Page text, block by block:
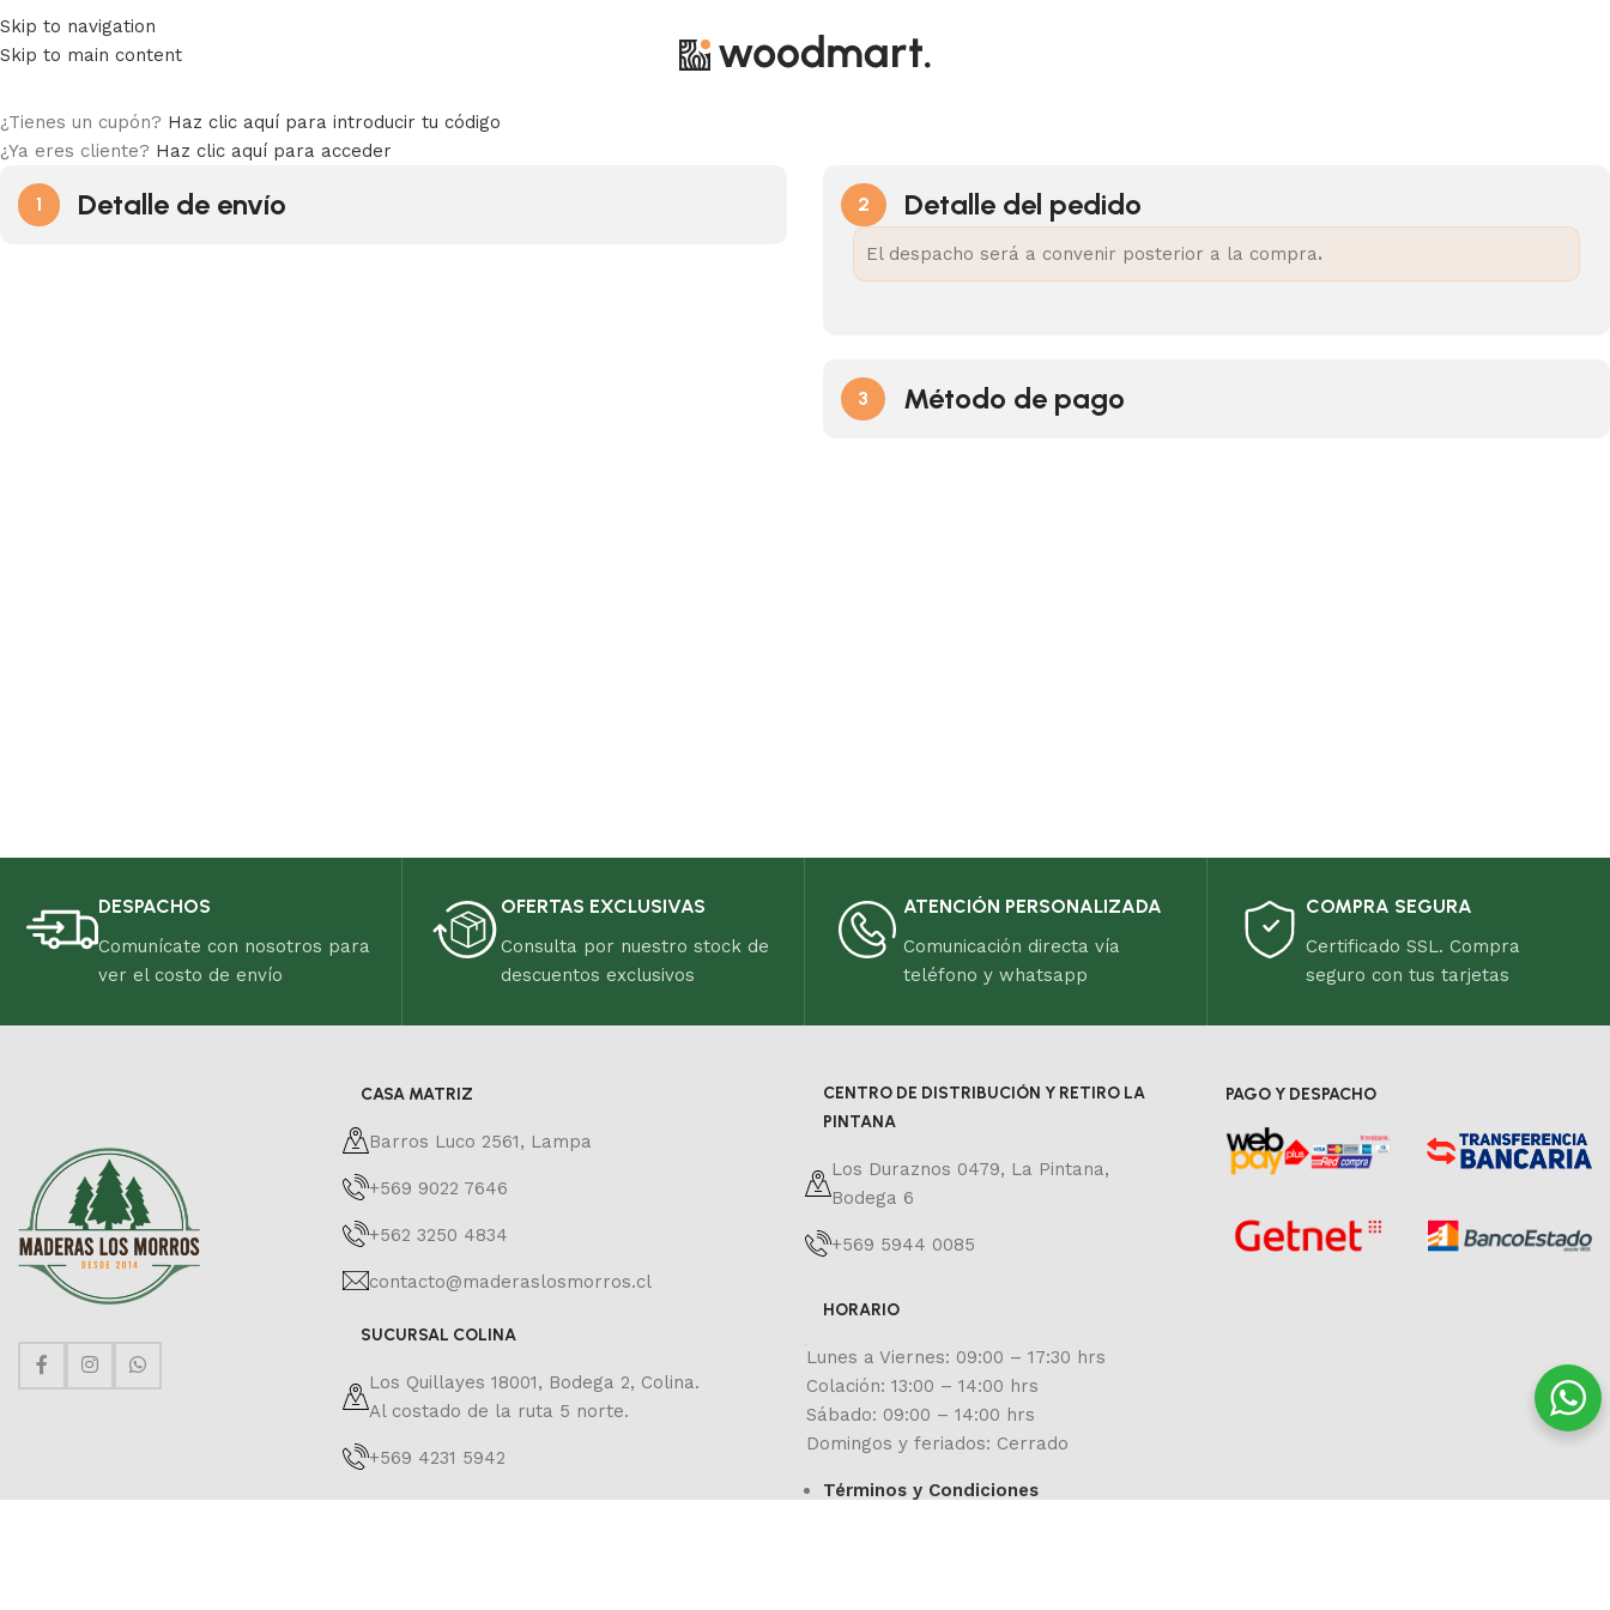
Skip to navigation
Skip to main content
¿Tienes un cupón? Haz clic aquí para introducir tu código
¿Ya eres cliente? Haz clic aquí para acceder
1 Detalle de envío 2 Detalle del pedido
El despacho será a convenir posterior a la compra.
3 Método de pago
DESPACHOS
Comunícate con nosotros para
ver el costo de envío
OFERTAS EXCLUSIVAS
Consulta por nuestro stock de
descuentos exclusivos
ATENCIÓN PERSONALIZADA
Comunicación directa vía
teléfono y whatsapp
COMPRA SEGURA
Certificado SSL. Compra
seguro con tus tarjetas
CASA MATRIZ
Barros Luco 2561, Lampa
+569 9022 7646
+562 3250 4834
contacto@maderaslosmorros.cl
SUCURSAL COLINA
Los Quillayes 18001, Bodega 2, Colina.
Al costado de la ruta 5 norte.
+569 4231 5942
CENTRO DE DISTRIBUCIÓN Y RETIRO LA
PINTANA
Los Duraznos 0479, La Pintana,
Bodega 6
+569 5944 0085
HORARIO
Lunes a Viernes: 09:00 – 17:30 hrs
Colación: 13:00 – 14:00 hrs
Sábado: 09:00 – 14:00 hrs
Domingos y feriados: Cerrado
Términos y Condiciones
PAGO Y DESPACHO